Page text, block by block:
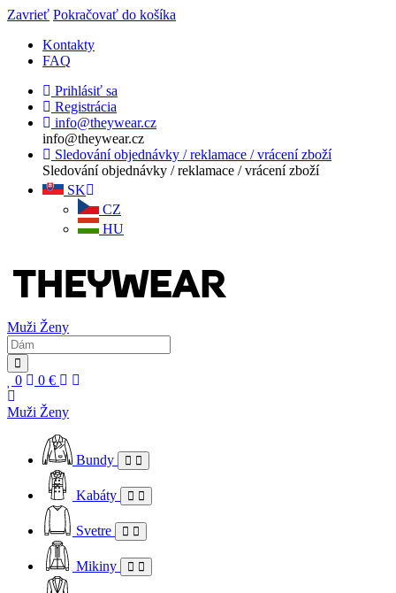
Zavrieť Pokračovať do košíka
Kontakty
FAQ
Prihlásiť sa
Registrácia
info@theywear.cz
info@theywear.cz
Sledování objednávky / reklamace / vrácení zboží
Sledování objednávky / reklamace / vrácení zboží
SK
CZ
HU
Muži Ženy
0 0 €
Muži Ženy
Bundy
Kabáty
Svetre
Mikiny